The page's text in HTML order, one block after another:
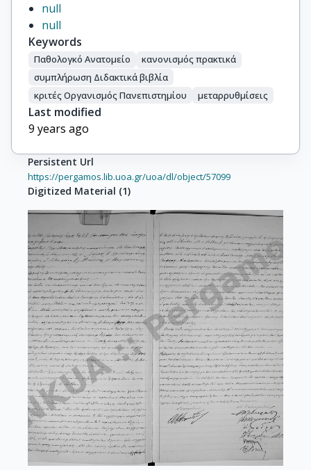
null
null
Keywords
Παθολογκό Ανατομείο
κανονισμός πρακτικά
συμπλήρωση Διδακτικά βιβλία
κριτές Οργανισμός Πανεπιστημίου
μεταρρυθμίσεις
Last modified
9 years ago
Persistent Url
https://pergamos.lib.uoa.gr/uoa/dl/object/57099
Digitized Material (1)